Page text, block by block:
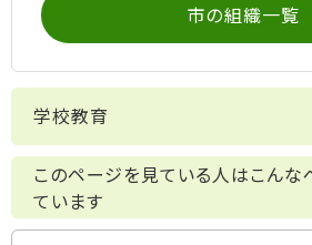
市の組織一覧
学校教育
このページを見ている人はこんな
ています